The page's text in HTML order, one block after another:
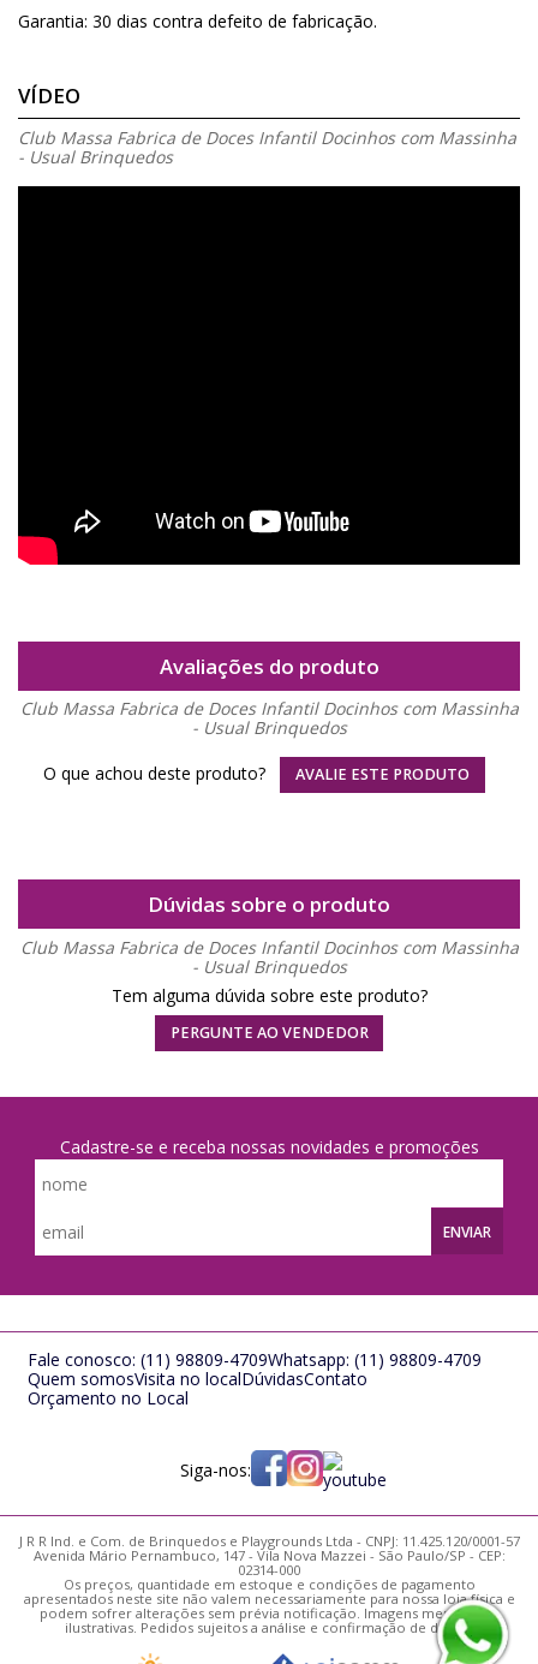
Garantia: 30 dias contra defeito de fabricação.
VÍDEO
Club Massa Fabrica de Doces Infantil Docinhos com Massinha
- Usual Brinquedos
Avaliações do produto
Club Massa Fabrica de Doces Infantil Docinhos com Massinha
- Usual Brinquedos
O que achou deste produto?
AVALIE ESTE PRODUTO
Dúvidas sobre o produto
Club Massa Fabrica de Doces Infantil Docinhos com Massinha
- Usual Brinquedos
Tem alguma dúvida sobre este produto?
PERGUNTE AO VENDEDOR
Cadastre-se e receba nossas novidades e promoções
ENVIAR
Fale conosco: (11) 98809-4709Whatsapp: (11) 98809-4709
Quem somosVisita no localDúvidasContato
Orçamento no Local
Siga-nos:
J R R Ind. e Com. de Brinquedos e Playgrounds Ltda - CNPJ: 11.425.120/0001-57
Avenida Mário Pernambuco, 147 - Vila Nova Mazzei - São Paulo/SP - CEP:
02314-000
Os preços, quantidade em estoque e condições de pagamento
apresentados neste site não valem necessariamente para nossa loja física e
podem sofrer alterações sem prévia notificação. Imagens meramente
ilustrativas. Pedidos sujeitos a análise e confirmação de dados.